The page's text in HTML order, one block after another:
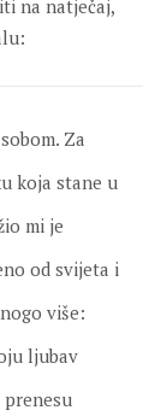
na natječaj,
Za
koja stane u
mi je
od svijeta i
više:
ljubav